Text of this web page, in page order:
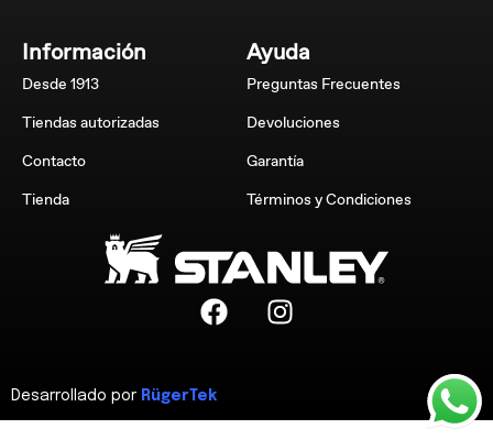
Información
Desde 1913
Tiendas autorizadas
Contacto
Tienda
Ayuda
Preguntas Frecuentes
Devoluciones
Garantía
Términos y Condiciones
Desarrollado por RügerTek